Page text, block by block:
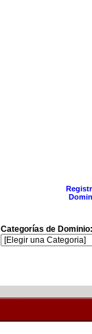
Categorías de Dominio: